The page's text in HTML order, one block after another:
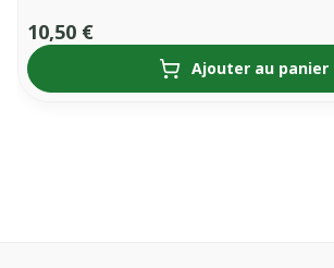
10,50 €
Ajouter au panier